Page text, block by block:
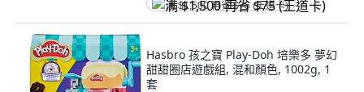
满 $1,500 再省 $75 (王道卡)
Hasbro 孩之寶 Play-Doh 培樂多 夢幻
甜甜圈店遊戲組, 混和顏色, 1002g, 1
套